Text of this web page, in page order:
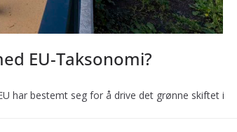
EU-Taksonomi?
har bestemt seg for å drive det grønne skiftet i